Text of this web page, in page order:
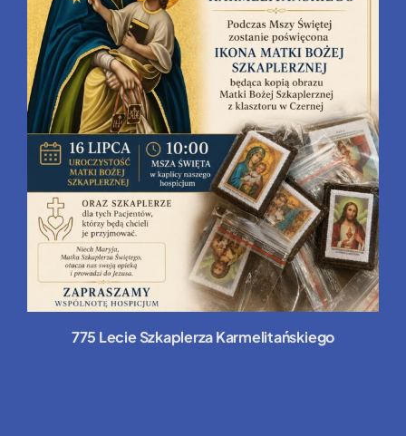
775 Lecie Szkaplerza Karmelitańskiego